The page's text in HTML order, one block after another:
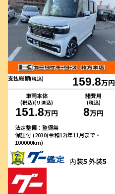
支払総額(税込) 159.8万円
車両本体
(税込)(リ済込)
151.8万円
諸費用
(税込)
8万円
法定整備：整備無
保証付 (2030(令和12)年11月まで・
100000km)
内装5 外装5